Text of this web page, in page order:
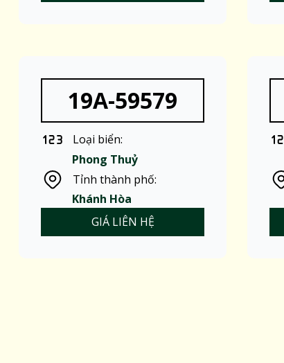
19A-59579
Loại biển:
Phong Thuỷ
Tỉnh thành phố:
Khánh Hòa
GIÁ LIÊN HỆ